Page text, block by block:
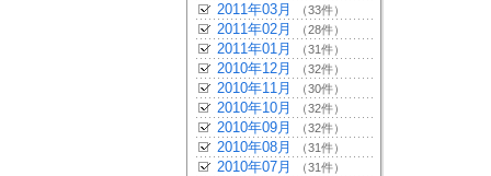
2011年03月 （33件）
2011年02月 （28件）
2011年01月 （31件）
2010年12月 （32件）
2010年11月 （30件）
2010年10月 （32件）
2010年09月 （32件）
2010年08月 （31件）
2010年07月 （31件）